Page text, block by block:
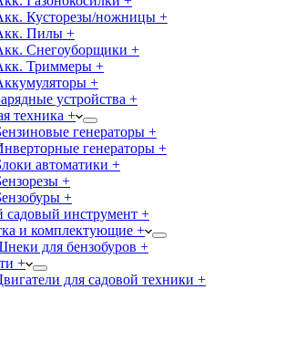
Кусторезы/ножницы +
Пилы +
Снегоуборщики +
Триммеры +
+
устройства +
техника +
генераторы +
генераторы +
автоматики +
+
+
садовый инструмент +
и комплектующие +
для бензобуров +
+
для садовой техники +